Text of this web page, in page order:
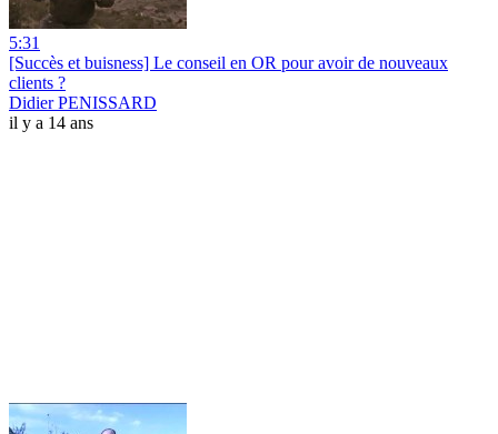
5:31
[Succès et buisness] Le conseil en OR pour avoir de nouveaux
clients ?
Didier PENISSARD
il y a 14 ans